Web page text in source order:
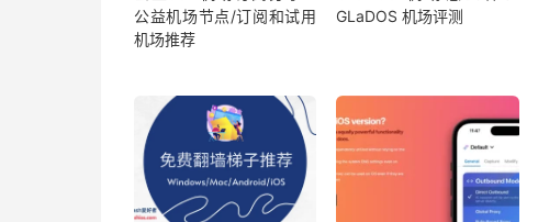
公益机场节点/订阅和试用
机场推荐
GLaDOS 机场评测